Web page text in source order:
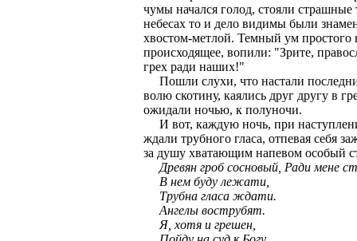
чумы начался голод, стояли
небесах то и дело видимы были
хвостом-метлой. Темный ум простого
происходящее, вопили: "Зрите,
грех ради наших!"
Пошли слухи, что настали
волю скотину, каялись друг другу в
ожидали ночью, к полуночи.
И вот, каждую ночь, при
ждали трубного гласа, отпевая себя
за душу хватающим напевом особый
Древян гроб сосновый, Ради мене
В нем буду лежати,
Трубна гласа ждати.
Ангелы вострубят.
Я, хотя и грешен,